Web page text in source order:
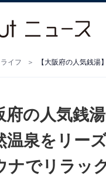
ライフ
府の人気銭
温泉をリー
ナでリラッ